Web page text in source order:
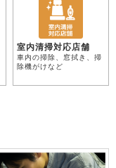
室内清掃対応店舗
車内の掃除、窓拭き、掃
除機がけなど